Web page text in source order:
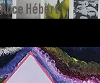
Alice Hébert